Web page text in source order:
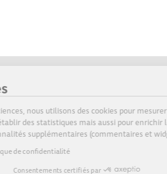
Sur Echosciences, nous utilisons des
audience, établir des statistiques mais
de fonctionnalités supplémentaires
Lire la politique de confidentialité
Consentements certifiés par